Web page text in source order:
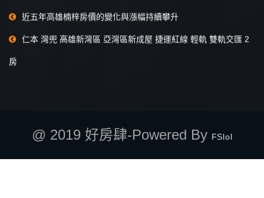
近五年高雄楠梓房價的變化與漲幅持續攀升
仁本 灣兜 高雄新灣區 亞灣區新成屋 捷運紅線 輕軌 雙軌交匯 2
房
@ 2019 好房肆-Powered By FSlol